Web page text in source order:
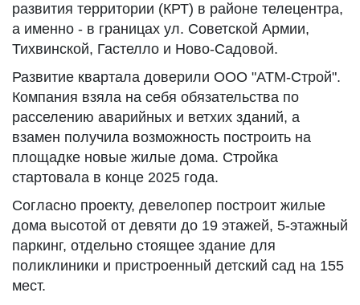
развития территории (КРТ) в районе телецентра,
а именно - в границах ул. Советской Армии,
Тихвинской, Гастелло и Ново-Садовой.
Развитие квартала доверили ООО "АТМ-Строй".
Компания взяла на себя обязательства по
расселению аварийных и ветхих зданий, а
взамен получила возможность построить на
площадке новые жилые дома. Стройка
стартовала в конце 2025 года.
Согласно проекту, девелопер построит жилые
дома высотой от девяти до 19 этажей, 5-этажный
паркинг, отдельно стоящее здание для
поликлиники и пристроенный детский сад на 155
мест.